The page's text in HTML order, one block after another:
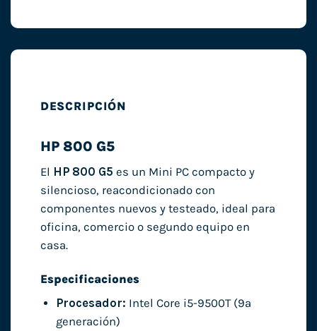
DESCRIPCIÓN
HP 800 G5
El HP 800 G5 es un Mini PC compacto y
silencioso, reacondicionado con
componentes nuevos y testeado, ideal para
oficina, comercio o segundo equipo en
casa.
Especificaciones
Procesador: Intel Core i5-9500T (9ª
generación)